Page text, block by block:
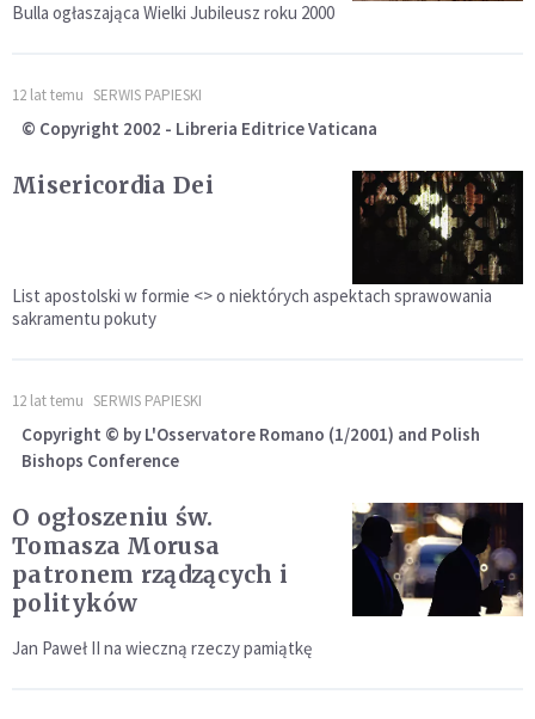
Bulla ogłaszająca Wielki Jubileusz roku 2000
12 lat temu SERWIS PAPIESKI
© Copyright 2002 - Libreria Editrice Vaticana
Misericordia Dei
List apostolski w formie <> o niektórych aspektach sprawowania
sakramentu pokuty
12 lat temu SERWIS PAPIESKI
Copyright © by L'Osservatore Romano (1/2001) and Polish
Bishops Conference
O ogłoszeniu św.
Tomasza Morusa
patronem rządzących i
polityków
Jan Paweł II na wieczną rzeczy pamiątkę